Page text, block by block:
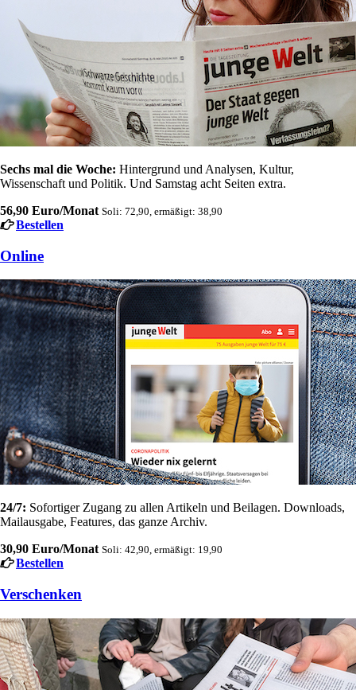
Sechs mal die Woche: Hintergrund und Analysen, Kultur,
Wissenschaft und Politik. Und Samstag acht Seiten extra.
56,90 Euro/Monat Soli: 72,90, ermäßigt: 38,90
Bestellen
Online
24/7: Sofortiger Zugang zu allen Artikeln und Beilagen. Downloads,
Mailausgabe, Features, das ganze Archiv.
30,90 Euro/Monat Soli: 42,90, ermäßigt: 19,90
Bestellen
Verschenken